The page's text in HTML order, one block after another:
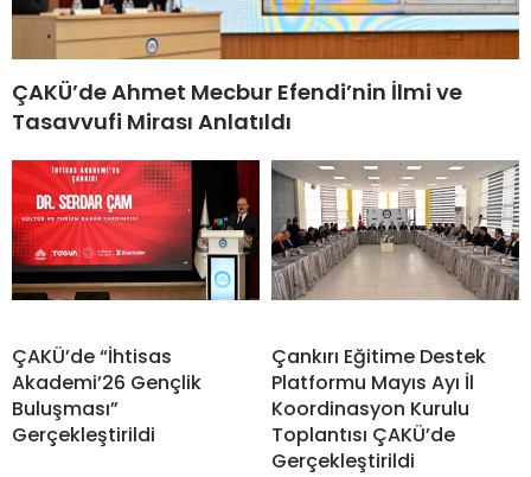
ÇAKÜ’de Ahmet Mecbur Efendi’nin İlmi ve
Tasavvufi Mirası Anlatıldı
ÇAKÜ’de “İhtisas
Akademi’26 Gençlik
Buluşması”
Gerçekleştirildi
Çankırı Eğitime Destek
Platformu Mayıs Ayı İl
Koordinasyon Kurulu
Toplantısı ÇAKÜ’de
Gerçekleştirildi